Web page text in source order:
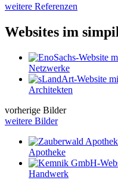
weitere Referenzen
Websites im
Netzwerke
Architekten
vorherige Bilder
weitere Bilder
Apotheke
Handwerk